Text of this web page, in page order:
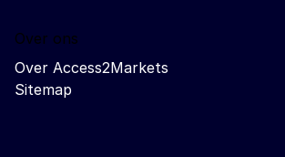
Over ons
Over Access2Markets
Sitemap